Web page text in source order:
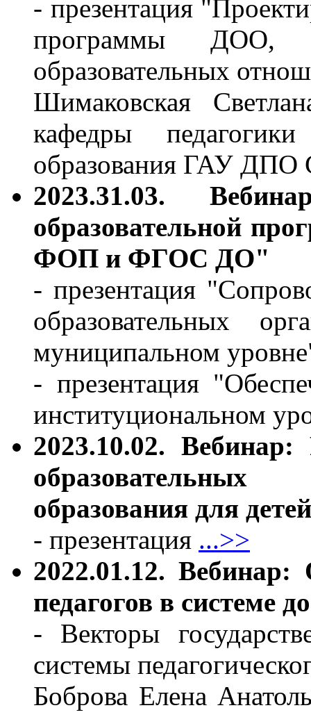
- презентация
программы ДОО,
образовательных
Шимаковская
кафедры
образования ГАУ
2023.31.03.
образовательной
ФОП и ФГОС ДО"
- презентация
образовательных
муниципальном
- презентация
институциональном
2023.10.02. Вебинар:
образования для
- презентация ...>>
2022.01.12. Вебинар:
педагогов в системе
- Векторы
системы
Боброва Елена